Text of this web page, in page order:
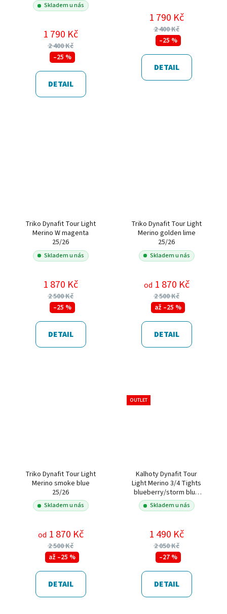
Skladem u nás
1 790 Kč
2 400 Kč
–25 %
DETAIL
1 790 Kč
2 400 Kč
–25 %
DETAIL
Triko Dynafit Tour Light
Merino W magenta
25/26
Skladem u nás
1 870 Kč
2 500 Kč
–25 %
DETAIL
Triko Dynafit Tour Light
Merino golden lime
25/26
Skladem u nás
od 1 870 Kč
2 500 Kč
až –25 %
DETAIL
Triko Dynafit Tour Light
Merino smoke blue
25/26
Skladem u nás
od 1 870 Kč
2 500 Kč
až –25 %
DETAIL
OUTLET
Kalhoty Dynafit Tour
Light Merino 3/4 Tights
blueberry/storm blue
24/25
Skladem u nás
1 490 Kč
2 050 Kč
–27 %
DETAIL